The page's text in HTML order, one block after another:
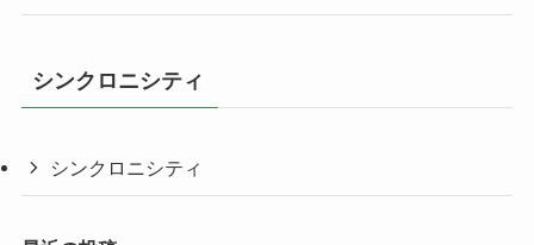
シンクロニシティ
シンクロニシティ